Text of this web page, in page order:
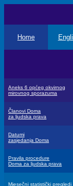
Home
Aneks 6 općeg okvirnog
mirovnog sporazuma
Članovi Doma
za ljudska prava
Datumi
zasjedanja Doma
Pravila procedure
Doma za ljudska prava
Mjesečni statistički pregledi